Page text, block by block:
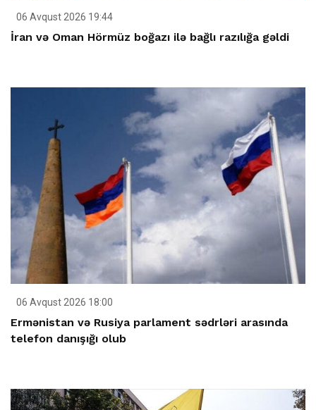
06 Avqust 2026 19:44
İran və Oman Hörmüz boğazı ilə bağlı razılığa gəldi
06 Avqust 2026 18:00
Ermənistan və Rusiya parlament sədrləri arasında
telefon danışığı olub